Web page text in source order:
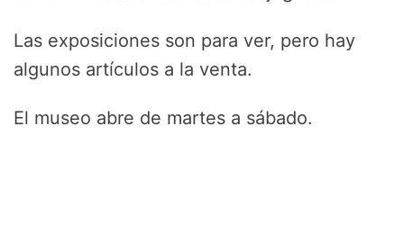
Las exposiciones son para ver, pero hay
algunos artículos a la venta.
El museo abre de martes a sábado.